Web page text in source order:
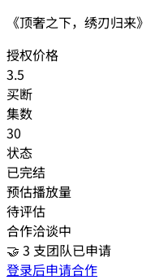
《顶奢之下，绣刃归来》
授权价格
3.5
买断
集数
30
状态
已完结
预估播放量
待评估
合作洽谈中
🤝 3 支团队已申请
登录后申请合作